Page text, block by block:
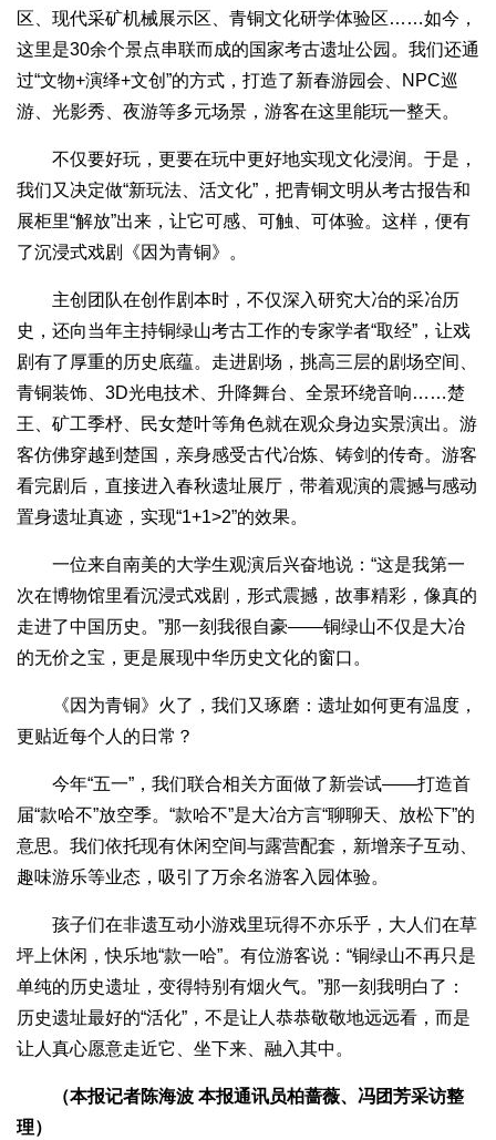
区、现代采矿机械展示区、青铜文化研学体验区……如今，
这里是30余个景点串联而成的国家考古遗址公园。我们还通
过“文物+演绎+文创”的方式，打造了新春游园会、NPC巡
游、光影秀、夜游等多元场景，游客在这里能玩一整天。
不仅要好玩，更要在玩中更好地实现文化浸润。于是，
我们又决定做“新玩法、活文化”，把青铜文明从考古报告和
展柜里“解放”出来，让它可感、可触、可体验。这样，便有
了沉浸式戏剧《因为青铜》。
主创团队在创作剧本时，不仅深入研究大冶的采冶历
史，还向当年主持铜绿山考古工作的专家学者“取经”，让戏
剧有了厚重的历史底蕴。走进剧场，挑高三层的剧场空间、
青铜装饰、3D光电技术、升降舞台、全景环绕音响……楚
王、矿工季杼、民女楚叶等角色就在观众身边实景演出。游
客仿佛穿越到楚国，亲身感受古代冶炼、铸剑的传奇。游客
看完剧后，直接进入春秋遗址展厅，带着观演的震撼与感动
置身遗址真迹，实现“1+1>2”的效果。
一位来自南美的大学生观演后兴奋地说：“这是我第一
次在博物馆里看沉浸式戏剧，形式震撼，故事精彩，像真的
走进了中国历史。”那一刻我很自豪——铜绿山不仅是大冶
的无价之宝，更是展现中华历史文化的窗口。
《因为青铜》火了，我们又琢磨：遗址如何更有温度，
更贴近每个人的日常？
今年“五一”，我们联合相关方面做了新尝试——打造首
届“款哈不”放空季。“款哈不”是大冶方言“聊聊天、放松下”的
意思。我们依托现有休闲空间与露营配套，新增亲子互动、
趣味游乐等业态，吸引了万余名游客入园体验。
孩子们在非遗互动小游戏里玩得不亦乐乎，大人们在草
坪上休闲，快乐地“款一哈”。有位游客说：“铜绿山不再只是
单纯的历史遗址，变得特别有烟火气。”那一刻我明白了：
历史遗址最好的“活化”，不是让人恭恭敬敬地远远看，而是
让人真心愿意走近它、坐下来、融入其中。
（本报记者陈海波 本报通讯员柏蔷薇、冯团芳采访整
理）